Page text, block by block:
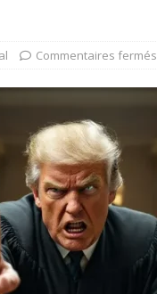
Commentaires fermés